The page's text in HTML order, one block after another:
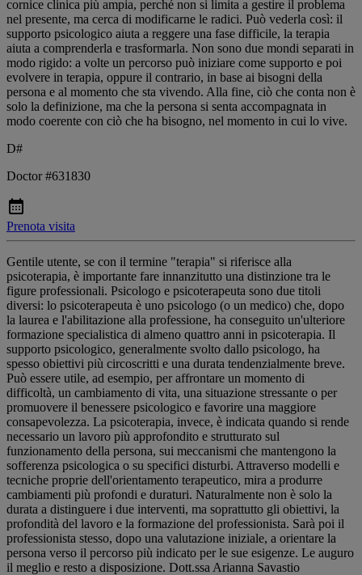
cornice clinica più ampia, perché non si limita a gestire il problema
nel presente, ma cerca di modificarne le radici. Può vederla così: il
supporto psicologico aiuta a reggere una fase difficile, la terapia
aiuta a comprenderla e trasformarla. Non sono due mondi separati in
modo rigido: a volte un percorso può iniziare come supporto e poi
evolvere in terapia, oppure il contrario, in base ai bisogni della
persona e al momento che sta vivendo. Alla fine, ciò che conta non è
solo la definizione, ma che la persona si senta accompagnata in
modo coerente con ciò che ha bisogno, nel momento in cui lo vive.
D#
Doctor #631830
Prenota visita
Gentile utente, se con il termine "terapia" si riferisce alla
psicoterapia, è importante fare innanzitutto una distinzione tra le
figure professionali. Psicologo e psicoterapeuta sono due titoli
diversi: lo psicoterapeuta è uno psicologo (o un medico) che, dopo
la laurea e l'abilitazione alla professione, ha conseguito un'ulteriore
formazione specialistica di almeno quattro anni in psicoterapia. Il
supporto psicologico, generalmente svolto dallo psicologo, ha
spesso obiettivi più circoscritti e una durata tendenzialmente breve.
Può essere utile, ad esempio, per affrontare un momento di
difficoltà, un cambiamento di vita, una situazione stressante o per
promuovere il benessere psicologico e favorire una maggiore
consapevolezza. La psicoterapia, invece, è indicata quando si rende
necessario un lavoro più approfondito e strutturato sul
funzionamento della persona, sui meccanismi che mantengono la
sofferenza psicologica o su specifici disturbi. Attraverso modelli e
tecniche proprie dell'orientamento terapeutico, mira a produrre
cambiamenti più profondi e duraturi. Naturalmente non è solo la
durata a distinguere i due interventi, ma soprattutto gli obiettivi, la
profondità del lavoro e la formazione del professionista. Sarà poi il
professionista stesso, dopo una valutazione iniziale, a orientare la
persona verso il percorso più indicato per le sue esigenze. Le auguro
il meglio e resto a disposizione. Dott.ssa Arianna Savastio